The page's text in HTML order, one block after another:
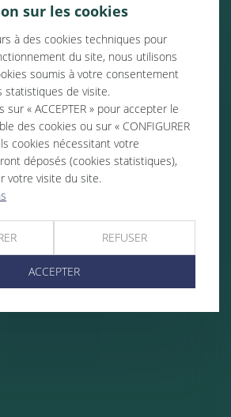
sur les cookies
à des cookies techniques pour
du site, nous utilisons
soumis à votre consentement
statistiques de visite.
sur « ACCEPTER » pour accepter le
des cookies ou sur « CONFIGURER
cookies nécessitant votre
déposés (cookies statistiques),
votre visite du site.
REFUSER
ACCEPTER